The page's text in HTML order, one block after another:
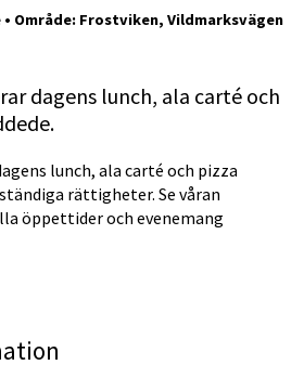
Område: Frostviken, Vildmarksvägen
dagens lunch, ala carté och
lunch, ala carté och pizza
rättigheter. Se våran
öppettider och evenemang